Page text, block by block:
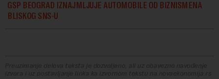
GSP BEOGRAD IZNAJMLJUJE AUTOMOBILE OD BIZNISMENA
BLISKOG SNS-U
Preuzimanje delova teksta je dozvoljeno, ali uz obavezno navođenje
izvora i uz postavljanje linka ka izvornom tekstu na novaekonomija.rs